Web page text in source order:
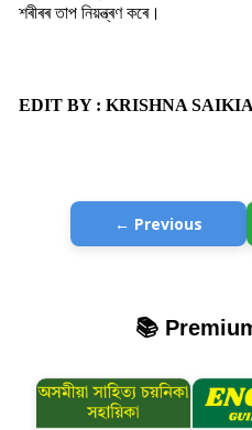
শৰীৰৰ তাপ নিয়ন্ত্ৰণ কৰে।
EDIT BY : KRISHNA SAIKIA
← Previous
📚